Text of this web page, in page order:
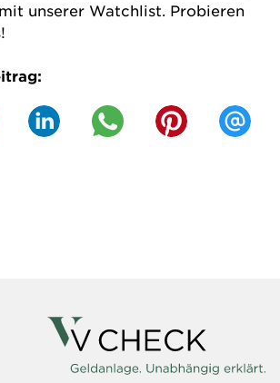
unserer Watchlist. Probieren